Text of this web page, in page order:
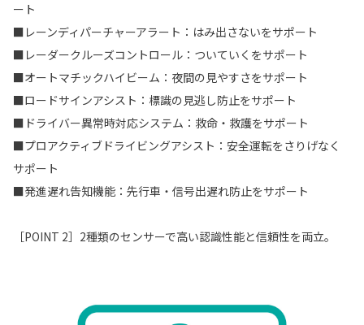
ート
■レーンディパーチャーアラート：はみ出さないをサポート
■レーダークルーズコントロール：ついていくをサポート
■オートマチックハイビーム：夜間の見やすさをサポート
■ロードサインアシスト：標識の見逃し防止をサポート
■ドライバー異常時対応システム：救命・救護をサポート
■プロアクティブドライビングアシスト：安全運転をさりげなく
サポート
■発進遅れ告知機能：先行車・信号出遅れ防止をサポート
［POINT 2］2種類のセンサーで高い認識性能と信頼性を両立。